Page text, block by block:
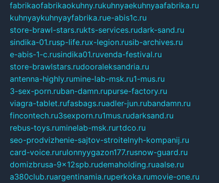
fabrikaofabrikaokuhny.rukuhnyaekuhnyaafabrika.ru
kuhnyaykuhnyayfabrika.rue-abis1c.ru
store-brawl-stars.rukts-services.rudark-sand.ru
sindika-01.rusp-life.rux-legion.rusib-archives.ru
e-abis-1-c.rusindika01.ruvenda-festival.ru
store-brawlstars.rudooraleksandria.ru
antenna-highly.rumine-lab-msk.ru1-mus.ru
3-sex-porn.ruban-damn.rupurse-factory.ru
viagra-tablet.rufasbags.ruadler-jun.rubandamn.ru
fincontech.ru3sexporn.ru1mus.rudarksand.ru
rebus-toys.ruminelab-msk.rurtdco.ru
seo-prodvizhenie-sajtov-stroitelnyh-kompanij.ru
card-voice.rurulonnyygazon177.rusnow-guard.ru
domizbrusa-9x12spb.rudemaholding.ruaalse.ru
a380club.ruargentinamia.ruperkoka.rumovie-one.ru